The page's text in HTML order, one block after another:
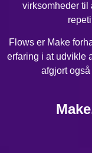
virksomheder til
Flows er Make
erfaring i at udvikle
afgjort